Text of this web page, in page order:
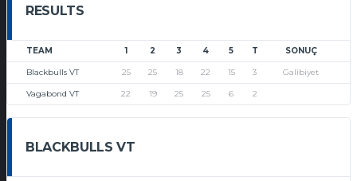
RESULTS
TEAM 1 2 3 4 5 T SONUÇ
Blackbulls VT 25 25 18 22 15 3 Galibiyet
Vagabond VT 22 19 25 25 6 2
BLACKBULLS VT